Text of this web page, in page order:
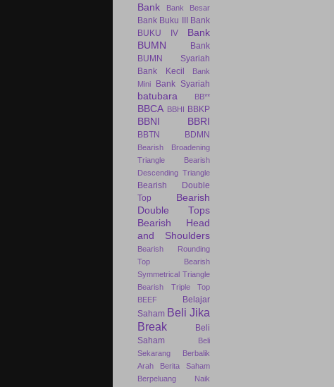
Bank Bank Besar
Bank Buku III
Bank
BUKU IV
Bank
BUMN
Bank
BUMN Syariah
Bank Kecil
Bank
Mini
Bank Syariah
batubara BB**
BBCA BBHI BBKP
BBNI BBRI
BBTN BDMN
Bearish Broadening
Triangle
Bearish
Descending Triangle
Bearish Double
Top
Bearish
Double Tops
Bearish Head
and Shoulders
Bearish Rounding
Top
Bearish
Symmetrical Triangle
Bearish Triple Top
BEEF
Belajar
Saham Beli Jika
Break
Beli
Saham
Beli
Sekarang
Berbalik
Arah
Berita Saham
Berpeluang Naik